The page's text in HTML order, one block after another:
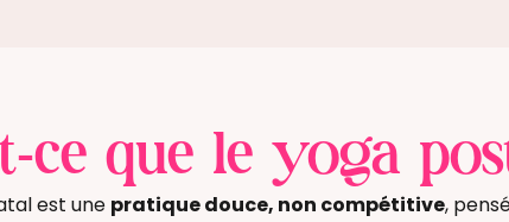
ce que le yoga
est une pratique douce, non compétitive,